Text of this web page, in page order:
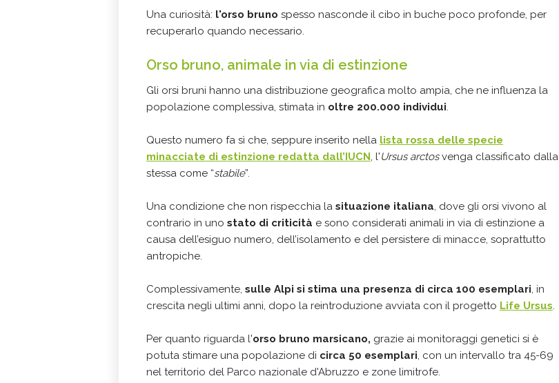
Una curiosità: l'orso bruno spesso nasconde il cibo in buche poco profonde, per
recuperarlo quando necessario.
Orso bruno, animale in via di estinzione
Gli orsi bruni hanno una distribuzione geografica molto ampia, che ne influenza la
popolazione complessiva, stimata in oltre 200.000 individui.
Questo numero fa sì che, seppure inserito nella lista rossa delle specie
minacciate di estinzione redatta dall’IUCN, l'Ursus arctosvenga classificato dalla
stessa come “stabile”.
Una condizione che non rispecchia la situazione italiana, dove gli orsi vivono al
contrario in uno stato di criticità e sono considerati animali in via di estinzione a
causa dell’esiguo numero, dell’isolamento e del persistere di minacce, soprattutto
antropiche.
Complessivamente, sulle Alpi si stima una presenza di circa 100 esemplari, in
crescita negli ultimi anni, dopo la reintroduzione avviata con il progetto Life Ursus.
Per quanto riguarda l'orso bruno marsicano, grazie ai monitoraggi genetici si è
potuta stimare una popolazione di circa 50 esemplari, con un intervallo tra 45-69
nel territorio del Parco nazionale d'Abruzzo e zone limitrofe.